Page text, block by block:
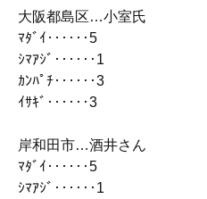
大阪都島区…小室氏
ﾏﾀﾞｲ‥‥‥5
ｼﾏｱｼﾞ‥‥‥1
ｶﾝﾊﾟﾁ‥‥‥3
ｲｻｷﾞ‥‥‥3
岸和田市…酒井さん
ﾏﾀﾞｲ‥‥‥5
ｼﾏｱｼﾞ‥‥‥1